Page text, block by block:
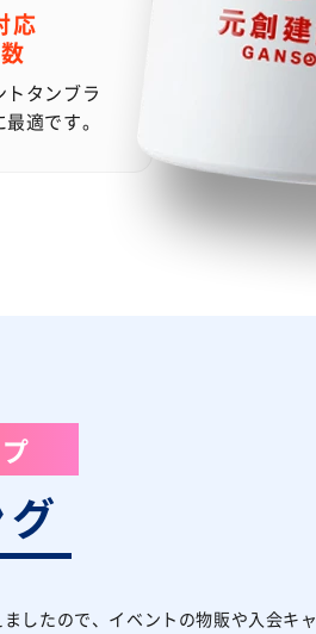
応
タンブラ
適です。
したので、イベントの物販や入会キャ